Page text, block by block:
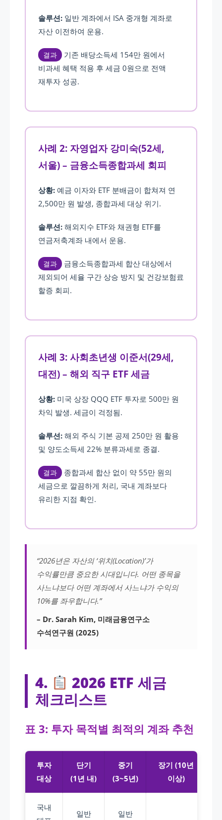
솔루션: 일반 계좌에서 ISA 중개형 계좌로
자산 이전하여 운용.
결과
기존 배당소득세 154만 원에서
비과세 혜택 적용 후 세금 0원으로 전액
재투자 성공.
사례 2: 자영업자 강미숙(52세,
서울) – 금융소득종합과세 회피
상황: 예금 이자와 ETF 분배금이 합쳐져 연
2,500만 원 발생, 종합과세 대상 위기.
솔루션: 해외지수 ETF와 채권형 ETF를
연금저축계좌 내에서 운용.
결과
금융소득종합과세 합산 대상에서
제외되어 세율 구간 상승 방지 및 건강보험료
할증 회피.
사례 3: 사회초년생 이준서(29세,
대전) – 해외 직구 ETF 세금
상황: 미국 상장 QQQ ETF 투자로 500만 원
차익 발생. 세금이 걱정됨.
솔루션: 해외 주식 기본 공제 250만 원 활용
및 양도소득세 22% 분류과세로 종결.
결과
종합과세 합산 없이 약 55만 원의
세금으로 깔끔하게 처리, 국내 계좌보다
유리한 지점 확인.
“2026년은 자산의 ‘위치(Location)’가
수익률만큼 중요한 시대입니다. 어떤 종목을
사느냐보다 어떤 계좌에서 사느냐가 수익의
10%를 좌우합니다.”
– Dr. Sarah Kim, 미래금융연구소
수석연구원 (2025)
4.
2026 ETF 세금
체크리스트
표 3: 투자 목적별 최적의 계좌 추천
투자
대상
단기
(1년 내)
중기
(3~5년)
장기 (10년
이상)
국내
일반 일반